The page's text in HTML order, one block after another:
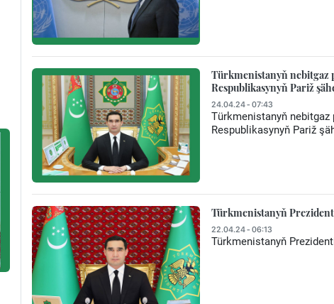
Тürkmenistanyň nebitgaz
Respublikasynyň Pariž
24.04.24 - 07:43
Тürkmenistanyň nebitgaz
Respublikasynyň Pariž
Türkmenistanyň
22.04.24 - 06:13
Türkmenistanyň